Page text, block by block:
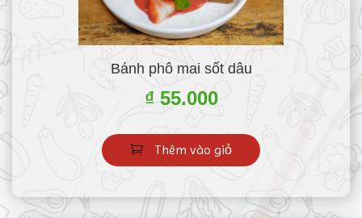
Bánh phô mai sốt dâu
₫ 55.000
Thêm vào giỏ